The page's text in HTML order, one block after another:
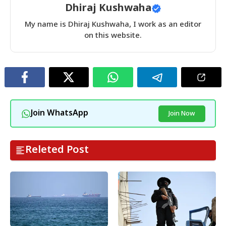
Dhiraj Kushwaha
My name is Dhiraj Kushwaha, I work as an editor
on this website.
Join WhatsApp Join Now
Releted Post